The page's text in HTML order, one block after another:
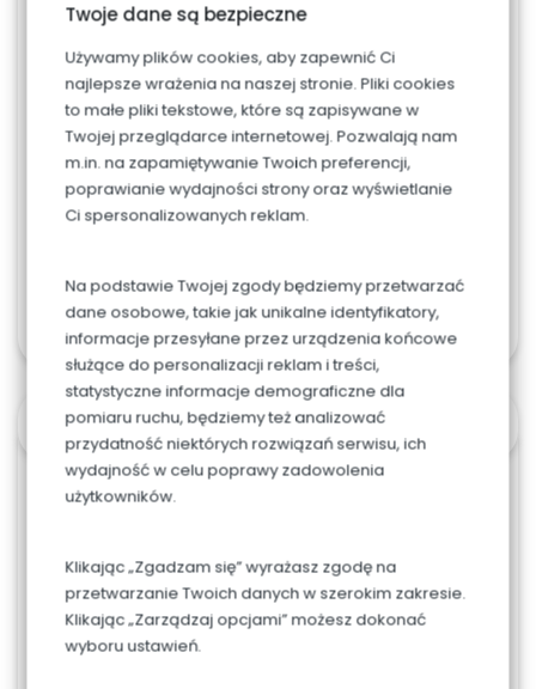
Twoje dane są bezpieczne
Używamy plików cookies, aby zapewnić Ci
najlepsze wrażenia na naszej stronie. Pliki cookies
to małe pliki tekstowe, które są zapisywane w
Twojej przeglądarce internetowej. Pozwalają nam
m.in. na zapamiętywanie Twoich preferencji,
poprawianie wydajności strony oraz wyświetlanie
Ci spersonalizowanych reklam.
Na podstawie Twojej zgody będziemy przetwarzać
dane osobowe, takie jak unikalne identyfikatory,
informacje przesyłane przez urządzenia końcowe
służące do personalizacji reklam i treści,
statystyczne informacje demograficzne dla
pomiaru ruchu, będziemy też analizować
przydatność niektórych rozwiązań serwisu, ich
wydajność w celu poprawy zadowolenia
użytkowników.
Klikając „Zgadzam się” wyrażasz zgodę na
przetwarzanie Twoich danych w szerokim zakresie.
Klikając „Zarządzaj opcjami” możesz dokonać
wyboru ustawień.
Napis, dodaj w uwagach w podsumowaniu
zamówienia
Dodaj do koszyka
OPIS
Porcja waży ok 10 dag.
Średnica tortu przy 10 porcjach wynosi ok 16 cm
Biszkopt czekoladowy, chrupiący krem orzechowy
i ganasz czekoladowy.